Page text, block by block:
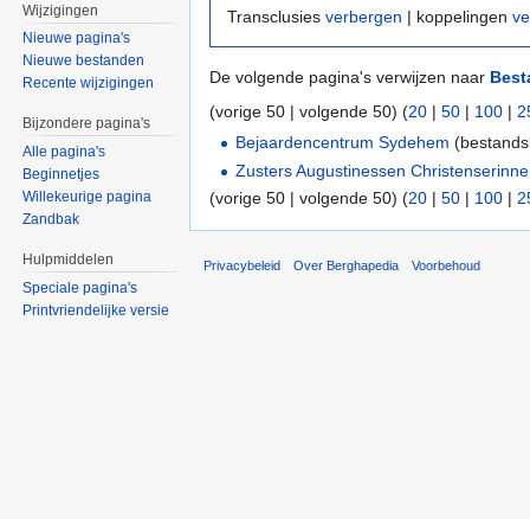
Transclusies verbergen | koppelingen
De volgende pagina's verwijzen naar
(vorige 50 | volgende 50) (20 | 50 | 100 |
Bejaardencentrum Sydehem
Zusters Augustinessen
(vorige 50 | volgende 50) (20 | 50 | 100 |
Wijzigingen
Nieuwe pagina's
Nieuwe bestanden
Recente wijzigingen
Bijzondere pagina's
Alle pagina's
Beginnetjes
Willekeurige pagina
Zandbak
Hulpmiddelen
Speciale pagina's
Printvriendelijke versie
Privacybeleid Over Berghapedia Voorbehoud